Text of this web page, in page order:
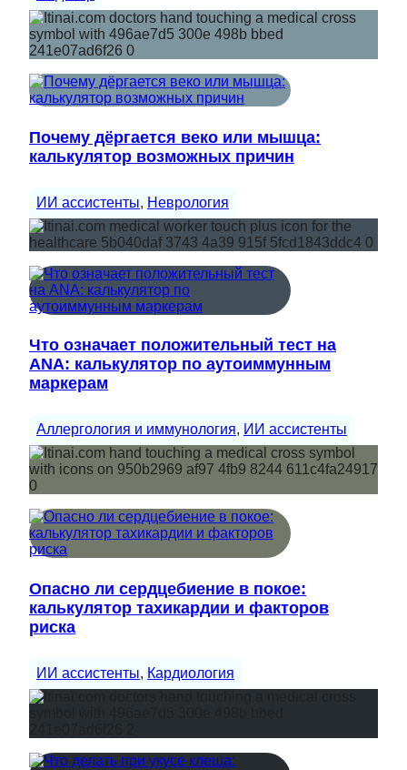
Почему дёргается веко или мышца:
калькулятор возможных причин
ИИ ассистенты, Неврология
Что означает положительный тест на
ANA: калькулятор по аутоиммунным
маркерам
Аллергология и иммунология, ИИ ассистенты
Опасно ли сердцебиение в покое:
калькулятор тахикардии и факторов
риска
ИИ ассистенты, Кардиология